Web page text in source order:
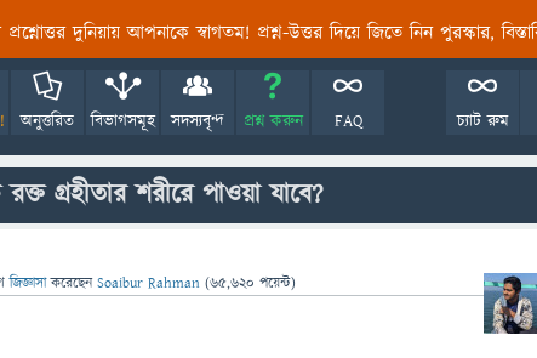
প্রশ্নোত্তর দুনিয়ায় আপনাকে স্বাগতম! প্রশ্ন-উত্তর দিয়ে জিতে নিন পুরস্কার,
অনুত্তরিত বিভাগসমূহ সদস্যবৃন্দ প্রশ্ন করুন FAQ চ্যাট রুম
গ্রহীতার শরীরে পাওয়া যাবে?
জিজ্ঞাসাকরেছেনSoaibur Rahman (65,620 পয়েন্ট)